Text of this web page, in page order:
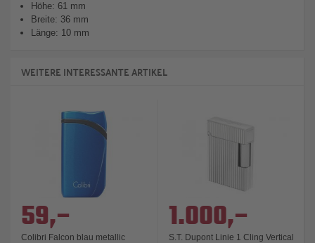
Höhe: 61 mm
Breite: 36 mm
Länge: 10 mm
WEITERE INTERESSANTE ARTIKEL
59,–
Colibri Falcon blau metallic 1.000,–
S.T. Dupont Linie 1 Cling Vertical